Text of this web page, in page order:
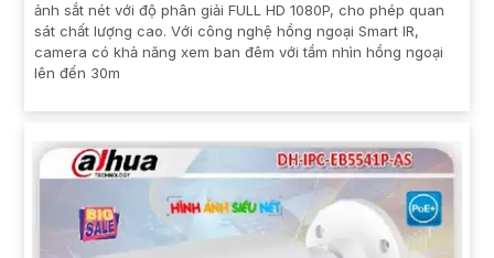
ảnh sắt nét với độ phân giải FULL HD 1080P, cho phép quan
sát chất lượng cao. Với công nghệ hồng ngoại Smart IR,
camera có khả năng xem ban đêm với tầm nhìn hồng ngoại
lên đến 30m